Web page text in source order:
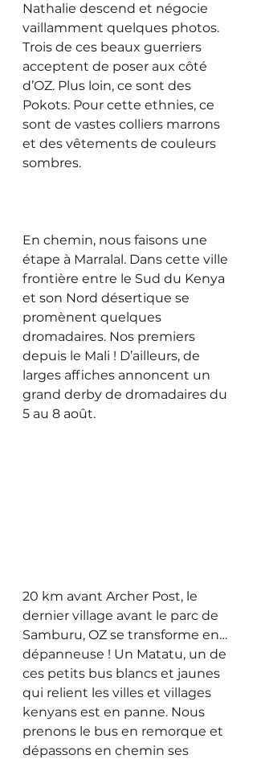
Nathalie descend et négocie
vaillamment quelques photos.
Trois de ces beaux guerriers
acceptent de poser aux côté
d’OZ. Plus loin, ce sont des
Pokots. Pour cette ethnies, ce
sont de vastes colliers marrons
et des vêtements de couleurs
sombres.
En chemin, nous faisons une
étape à Marralal. Dans cette ville
frontière entre le Sud du Kenya
et son Nord désertique se
promènent quelques
dromadaires. Nos premiers
depuis le Mali ! D’ailleurs, de
larges affiches annoncent un
grand derby de dromadaires du
5 au 8 août.
20 km avant Archer Post, le
dernier village avant le parc de
Samburu, OZ se transforme en…
dépanneuse ! Un Matatu, un de
ces petits bus blancs et jaunes
qui relient les villes et villages
kenyans est en panne. Nous
prenons le bus en remorque et
dépassons en chemin ses